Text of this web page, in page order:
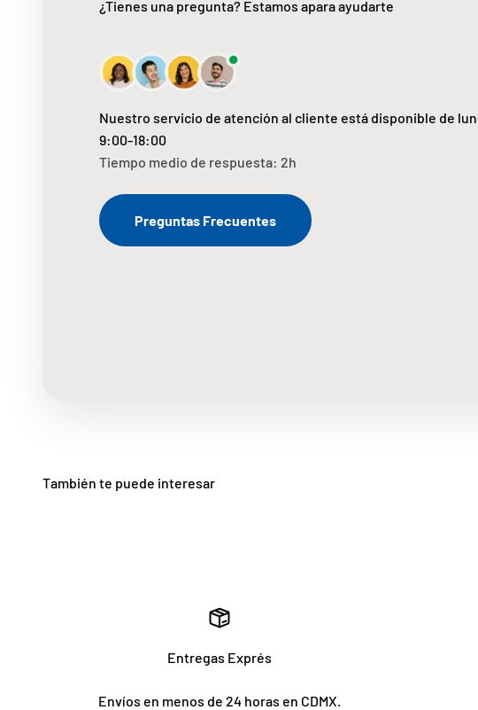
¿Tienes una pregunta? Estamos apara ayudarte
Nuestro servicio de atención al cliente está disponible de
9:00-18:00
Tiempo medio de respuesta: 2h
Preguntas Frecuentes
Entregas Exprés
Envíos en menos de 24 horas en CDMX.